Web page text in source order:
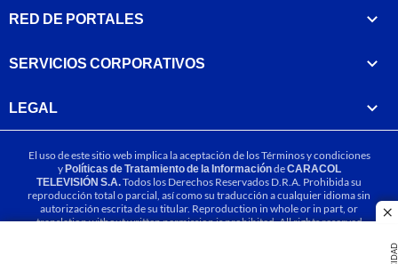
RED DE PORTALES
SERVICIOS CORPORATIVOS
LEGAL
El uso de este sitio web implica la aceptación de losTérminos y condiciones
yPolíticas de Tratamiento de la InformacióndeCARACOL
TELEVISIÓN S.A.Todos los Derechos Reservados D.R.A. Prohibida su
reproducción total o parcial, así como su traducción a cualquier idioma sin
autorización escrita de su titular. Reproduction in whole or in part, or
translation without written permission is prohibited. All rights reserved